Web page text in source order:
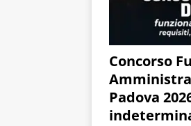
Concorso
Padova